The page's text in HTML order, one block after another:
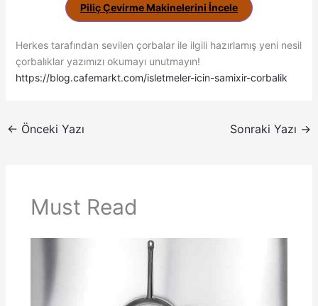
Piliç Çevirme Makinelerini İncele
Herkes tarafından sevilen çorbalar ile ilgili hazırlamış yeni nesil
çorbalıklar yazımızı okumayı unutmayın!
https://blog.cafemarkt.com/isletmeler-icin-samixir-corbalik
← Önceki Yazı Sonraki Yazı →
Must Read